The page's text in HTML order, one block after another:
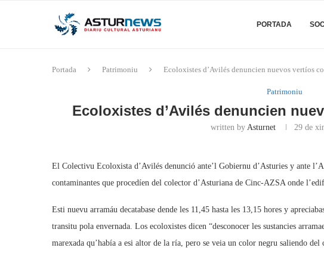
PORTADA
Portada Patrimoniu Ecoloxistes d’Avilés denuncien nuevos vertíos
Patrimoniu
Ecoloxistes d’Avilés denuncien
written byAsturnet 29 de
El Colectivu Ecoloxista d’Avilés denunció ante’l Gobiernu d’Asturies y ante
contaminantes que procedíen del colector d’Asturiana de Cinc-AZSA onde
Esti nuevu arramáu decatabase dende les 11,45 hasta les 13,15 hores y
transitu pola envernada. Los ecoloxistes dicen “desconocer les sustancies
marexada qu’había a esi altor de la ría, pero se veia un color negru saliendo del